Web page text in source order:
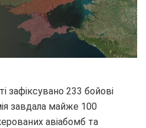
зафіксувано 233 бойові
завдала майже 100
авіабомб та